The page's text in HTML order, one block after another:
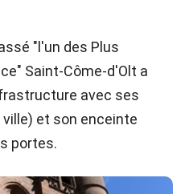
"l'un des Plus
Saint-Côme-d'Olt a
avec ses
et son enceinte
portes.